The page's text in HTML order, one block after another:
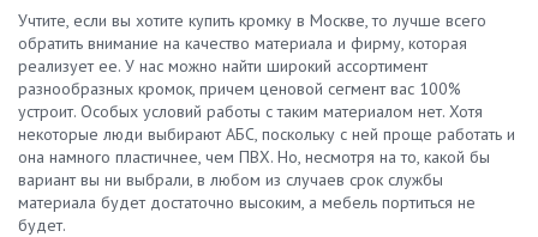
Учтите, если вы хотите купить кромку в Москве, то лучше всего
обратить внимание на качество материала и фирму, которая
реализует ее. У нас можно найти широкий ассортимент
разнообразных кромок, причем ценовой сегмент вас 100%
устроит. Особых условий работы с таким материалом нет. Хотя
некоторые люди выбирают АБС, поскольку с ней проще работать и
она намного пластичнее, чем ПВХ. Но, несмотря на то, какой бы
вариант вы ни выбрали, в любом из случаев срок службы
материала будет достаточно высоким, а мебель портиться не
будет.